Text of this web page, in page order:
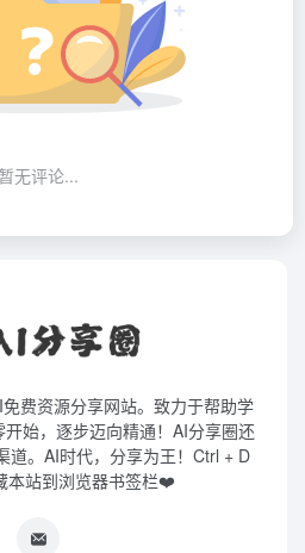
暂无评论...
费资源分享网站。致力于帮助学
始，逐步迈向精通！AI分享圈还
道。AI时代，分享为王！Ctrl + D
本站到浏览器书签栏❤️